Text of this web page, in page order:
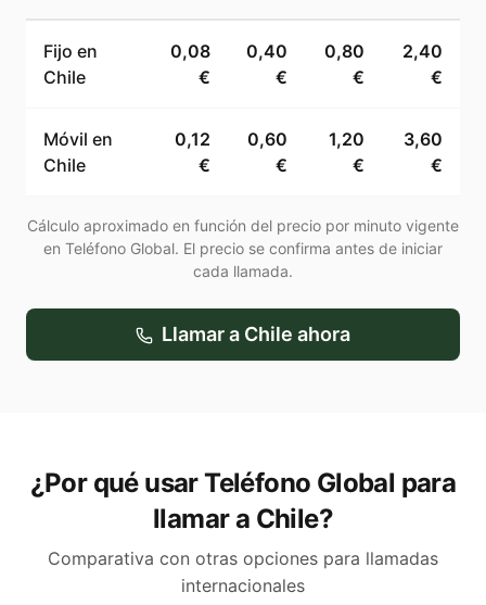
Fijo en
Chile
0,08
€
0,40
€
0,80
€
2,40
€
Móvil en
Chile
0,12
€
0,60
€
1,20
€
3,60
€
Cálculo aproximado en función del precio por minuto vigente
en Teléfono Global. El precio se confirma antes de iniciar
cada llamada.
Llamar a Chile ahora
¿Por qué usar Teléfono Global para
llamar a Chile?
Comparativa con otras opciones para llamadas
internacionales